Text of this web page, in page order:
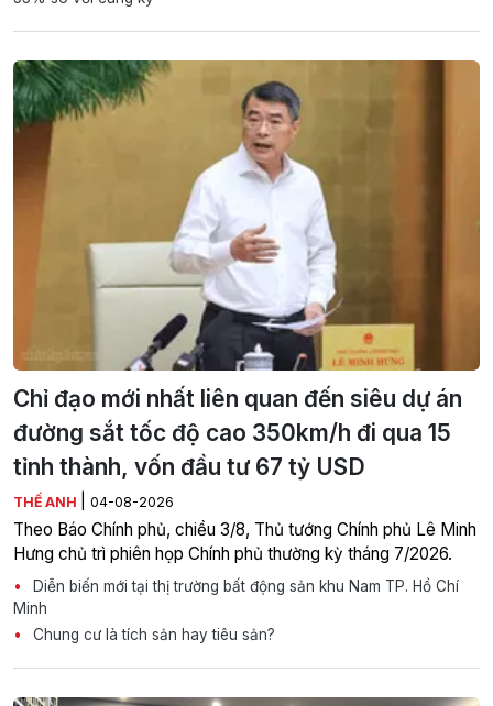
Chỉ đạo mới nhất liên quan đến siêu dự án
đường sắt tốc độ cao 350km/h đi qua 15
tỉnh thành, vốn đầu tư 67 tỷ USD
THẾ ANH 04-08-2026
Theo Báo Chính phủ, chiều 3/8, Thủ tướng Chính phủ Lê Minh
Hưng chủ trì phiên họp Chính phủ thường kỳ tháng 7/2026.
Diễn biến mới tại thị trường bất động sản khu Nam TP. Hồ Chí
Minh
Chung cư là tích sản hay tiêu sản?